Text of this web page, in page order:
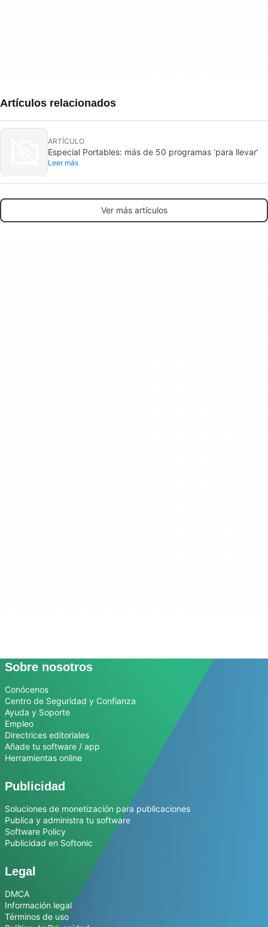
Artículos relacionados
ARTÍCULO
Especial Portables: más de 50 programas ‘para llevar’
Leer más
Ver más artículos
Sobre nosotros
Conócenos
Centro de Seguridad y Confianza
Ayuda y Soporte
Empleo
Directrices editoriales
Añade tu software / app
Herramientas online
Publicidad
Soluciones de monetización para publicaciones
Publica y administra tu software
Software Policy
Publicidad en Softonic
Legal
DMCA
Información legal
Términos de uso